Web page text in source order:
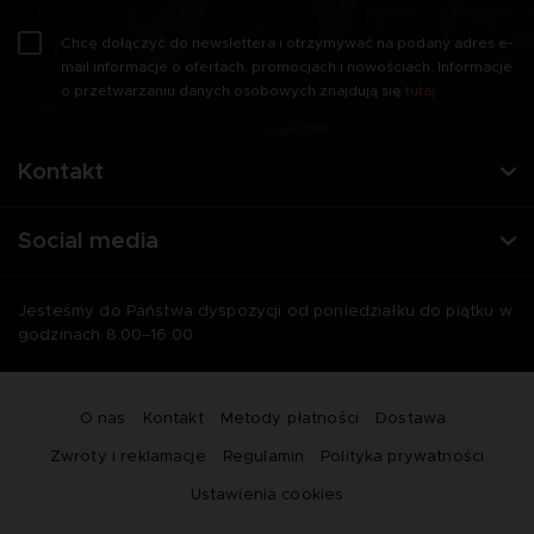
Kontakt
Social media
Jesteśmy do Państwa dyspozycji od poniedziałku do piątku w
godzinach 8:00–16:00
Chcę dołączyć do newslettera i otrzymywać na podany adres e-
mail informacje o ofertach, promocjach i nowościach. Informacje
o przetwarzaniu danych osobowych znajdują się tutaj
O nas Kontakt Metody płatności Dostawa
Zwroty i reklamacje Regulamin Polityka prywatności
Ustawienia cookies